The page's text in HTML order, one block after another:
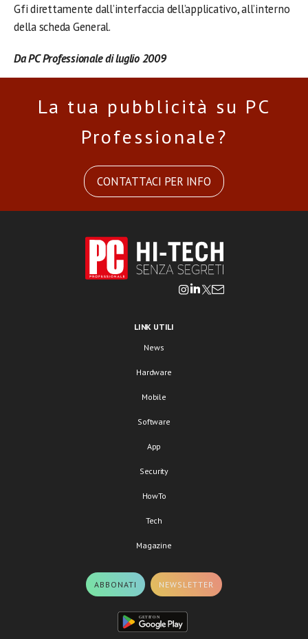
Gfi direttamente dall’interfaccia dell’applicativo, all’interno
della scheda General.
Da PC Professionale di luglio 2009
La tua pubblicità su PC
Professionale?
CONTATTACI PER INFO
LINK UTILI
News
Hardware
Mobile
Software
App
Security
HowTo
Tech
Magazine
ABBONATI NEWSLETTER